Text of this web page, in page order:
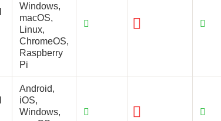
Windows,
macOS,
Linux,
ChromeOS,
Raspberry
Pi
Android,
iOS,
Windows,